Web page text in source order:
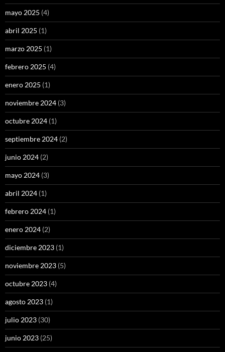
mayo 2025 (4)
abril 2025 (1)
marzo 2025 (1)
febrero 2025 (4)
enero 2025 (1)
noviembre 2024 (3)
octubre 2024 (1)
septiembre 2024 (2)
junio 2024 (2)
mayo 2024 (3)
abril 2024 (1)
febrero 2024 (1)
enero 2024 (2)
diciembre 2023 (1)
noviembre 2023 (5)
octubre 2023 (4)
agosto 2023 (1)
julio 2023 (30)
junio 2023 (25)